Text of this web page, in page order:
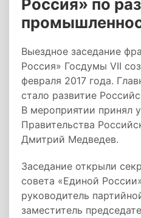
Россия» по
Выездное заседание
Россия» Госдумы VII
февраля 2017 года.
стало развитие
В мероприятии принял
Правительства
Дмитрий Медведев.
Заседание открыли
совета «Единой
руководитель
заместитель